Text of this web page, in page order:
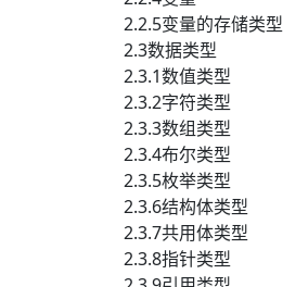
2.2.5变量的存储类型
2.3数据类型
2.3.1数值类型
2.3.2字符类型
2.3.3数组类型
2.3.4布尔类型
2.3.5枚举类型
2.3.6结构体类型
2.3.7共用体类型
2.3.8指针类型